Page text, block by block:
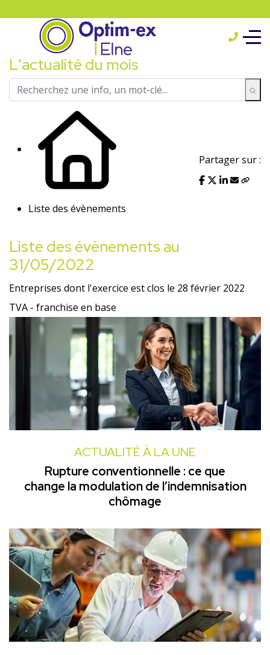
L'actualité du mois
Liste des évènements
Partager sur :
Liste des évènements au
31/05/2022
Entreprises dont l'exercice est clos le 28 février 2022
TVA - franchise en base
ACTUALITÉ À LA UNE
Rupture conventionnelle : ce que
change la modulation de l’indemnisation
chômage